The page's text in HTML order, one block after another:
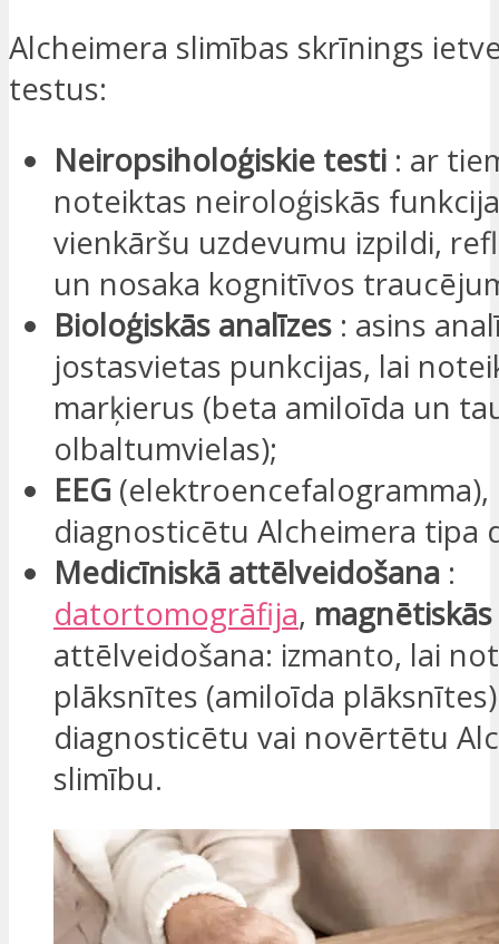
Alcheimera slimības skrīnings
testus:
Neiropsiholoģiskie testi : ar
noteiktas neiroloģiskās
vienkāršu uzdevumu izpildi,
un nosaka kognitīvos
Bioloģiskās analīzes : asins
jostasvietas punkcijas, lai
marķierus (beta amiloīda un
olbaltumvielas);
EEG (elektroencefalogramma),
diagnosticētu Alcheimera tipa
Medicīniskā attēlveidošana :
datortomogrāfija,
attēlveidošana: izmanto, lai
plāksnītes (amiloīda
diagnosticētu vai novērtētu
slimību.